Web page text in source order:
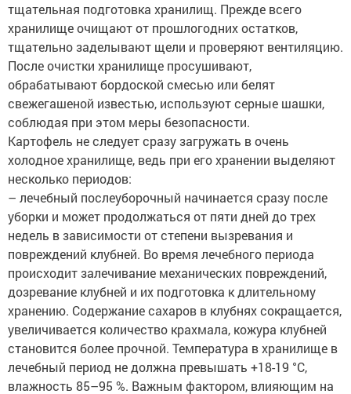
тщательная подготовка хранилищ. Прежде всего
хранилище очищают от прошлогодних остатков,
тщательно заделывают щели и проверяют вентиляцию.
После очистки хранилище просушивают,
обрабатывают бордоской смесью или белят
свежегашеной известью, используют серные шашки,
соблюдая при этом меры безопасности.
Картофель не следует сразу загружать в очень
холодное хранилище, ведь при его хранении выделяют
несколько периодов:
– лечебный послеуборочный начинается сразу после
уборки и может продолжаться от пяти дней до трех
недель в зависимости от степени вызревания и
повреждений клубней. Во время лечебного периода
происходит залечивание механических повреждений,
дозревание клубней и их подготовка к длительному
хранению. Содержание сахаров в клубнях сокращается,
увеличивается количество крахмала, кожура клубней
становится более прочной. Температура в хранилище в
лечебный период не должна превышать +18-19 °C,
влажность 85–95 %. Важным фактором, влияющим на